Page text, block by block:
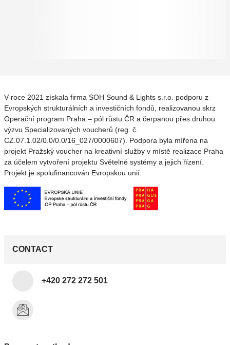
V roce 2021 získala firma SOH Sound & Lights s.r.o. podporu z
Evropských strukturálních a investičních fondů, realizovanou skrz
Operační program Praha – pól růstu ČR a čerpanou přes druhou
výzvu Specializovaných voucherů (reg. č.
CZ.07.1.02/0.0/0.0/16_027/0000607). Podpora byla mířena na
projekt Pražský voucher na kreativní služby v místě realizace Praha
za účelem vytvoření projektu Světelné systémy a jejich řízení.
Projekt je spolufinancován Evropskou unií.
CONTACT
+420 272 272 501